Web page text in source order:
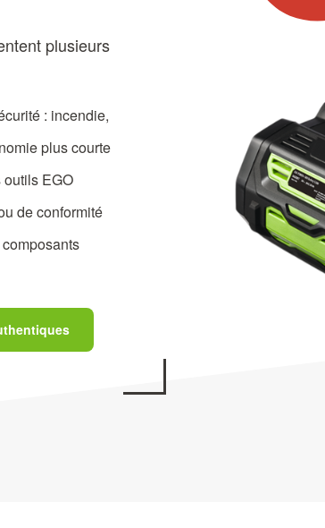
plusieurs
: incendie,
plus courte
EGO
de conformité